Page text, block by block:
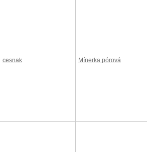
cesnak Mínerka pórová